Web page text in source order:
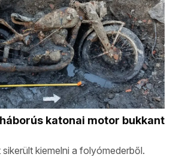
katonai motor bukkant
kiemelni a folyómederből.